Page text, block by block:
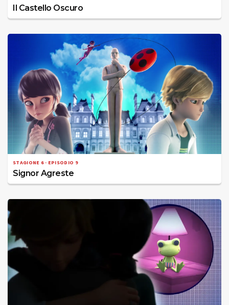
Il Castello Oscuro
STAGIONE 6 · EPISODIO 9
Signor Agreste